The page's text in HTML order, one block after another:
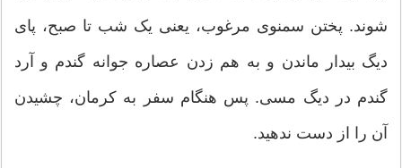
شوند. پختن سمنوی مرغوب، یعنی یک شب تا صبح، پای
دیگ بیدار ماندن و به هم زدن عصاره جوانه گندم و آرد
گندم در دیگ مسی. پس هنگام سفر به کرمان، چشیدن
آن را از دست ندهید.